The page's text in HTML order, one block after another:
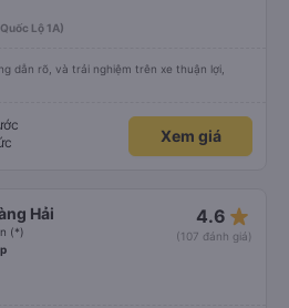
Lộ 1A)
dẫn rõ, và trải nghiệm trên xe thuận lợi,
Xem giá
Hải
(*)
4.6 star_rate
(107 đánh giá)